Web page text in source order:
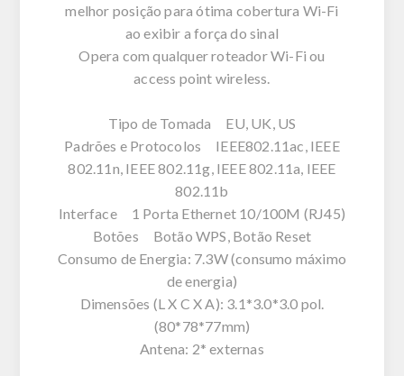
melhor posição para ótima cobertura Wi-Fi
ao exibir a força do sinal
Opera com qualquer roteador Wi-Fi ou
access point wireless.
Tipo de Tomada EU, UK, US
Padrões e Protocolos IEEE802.11ac, IEEE
802.11n, IEEE 802.11g, IEEE 802.11a, IEEE
802.11b
Interface 1 Porta Ethernet 10/100M (RJ45)
Botões Botão WPS, Botão Reset
Consumo de Energia: 7.3W (consumo máximo
de energia)
Dimensões (L X C X A): 3.1*3.0*3.0 pol.
(80*78*77mm)
Antena: 2* externas